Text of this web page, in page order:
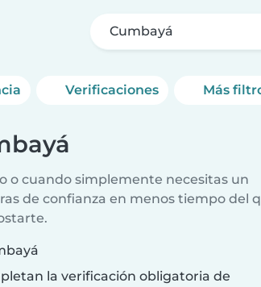
Cumbayá
Verificaciones Más
o cuando simplemente necesitas un
de confianza en menos tiempo del
la verificación obligatoria de